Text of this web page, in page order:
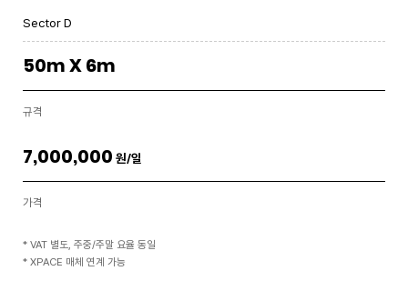
Sector D
50m X 6m
규격
7,000,000 원/일
가격
* VAT 별도, 주중/주말 요율 동일
* XPACE 매체 연계 가능